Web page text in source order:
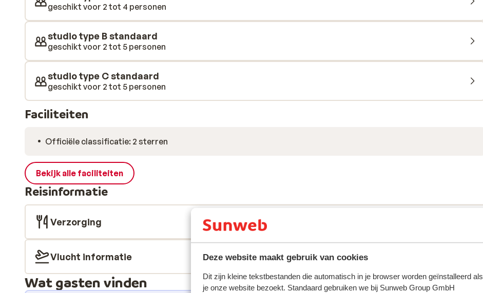
Deze website maakt gebruik van cookies
Dit zijn kleine tekstbestanden die automatisch in je browser worden geïnstalleerd als
je onze website bezoekt. Standaard gebruiken we bij Sunweb Group GmbH
geschikt voor 2 tot 4 personen
studio type B standaard
geschikt voor 2 tot 5 personen
studio type C standaard
geschikt voor 2 tot 5 personen
Faciliteiten
Officiële classificatie: 2 sterren
Bekijk alle faciliteiten
Reisinformatie
Verzorging
Vlucht informatie
Wat gasten vinden